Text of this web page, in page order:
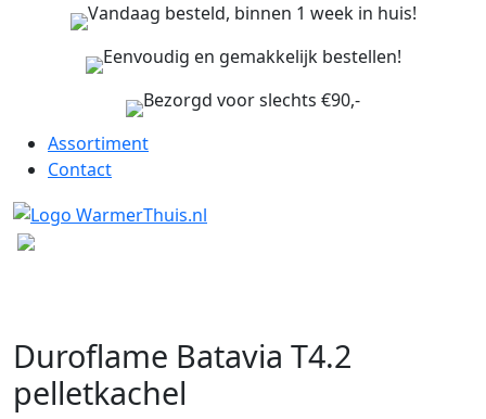
Vandaag besteld, binnen 1 week in huis!
Eenvoudig en gemakkelijk bestellen!
Bezorgd voor slechts €90,-
Assortiment
Contact
Duroflame Batavia T4.2
pelletkachel